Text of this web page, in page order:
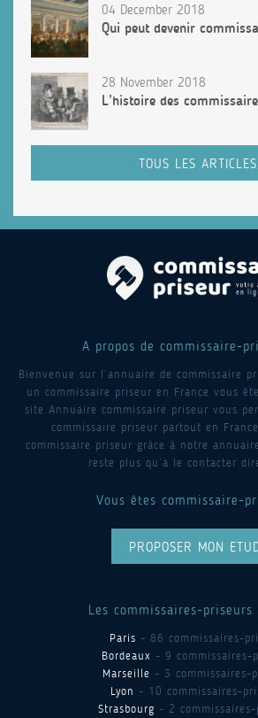
04 December 2018
Qui peut devenir
28 November 2018
L’histoire des
TOUS LES ARTICLES
A propos de commissaire-
Bienvenue sur l’annuaire de commissaire
un commissaire priseur en France vous
site Annuaire commissaire priseur vous
commissaire priseur partout en
commissaire priseur grâce à notre
reste plus qu’à le contacter
Vous êtes commissaire-
PROPOSER MON
Les commissaires-priseurs
Paris - 86 commissaires-
Bordeaux - 9 commissaires-
Marseille - 3 commissaires-
Lyon - 10 commissaires-
Strasbourg - 2 commissaires-